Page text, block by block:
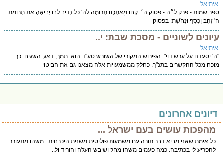
שמות - פרק ל״ה - פסוק ה׳: קְחוּ מֵֽאִתְּכֶם תְּרוּמָה לַה' כֹּל נְדִיב לִבּוֹ יְבִיאֶהָ אֵת תְּרוּמַת
זָהָב וָכֶסֶף וּנְחֹשֶׁת: בפסוק
לשוניים - מסכת שבת: י..
יסעדנו על ערשׂ דוי". הפירוש המקורי של השורש סע"ד הוא: תמך, דאג, השגיח. כך
מכל ההקשרים בתנ"ך. כחלק ממשמעויות אלה מצאנו גם את הביטוי
אחרונים
מהפכות עושים בעם ישראל ...
כל אימת שאני מביא דבר תורה עם משמעות פוליטית משנית היכרחית . משהו מתעורר
להפריע לי בכתיבה. כמה פעמים משהו מחק ושיבש העלה והוריד ול..